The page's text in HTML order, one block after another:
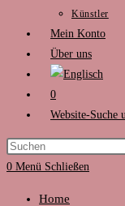
Künstler
Mein Konto
Über uns
0
Website-Suche
0 Menü Schließen
Home